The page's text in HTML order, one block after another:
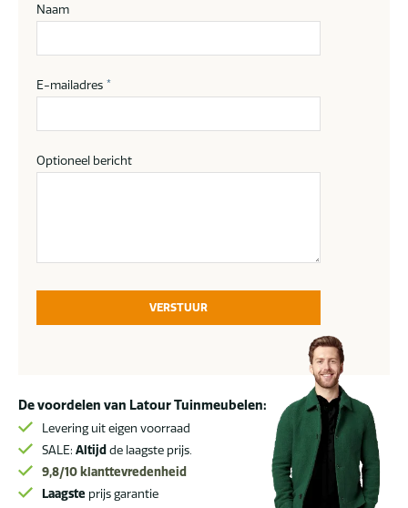
Naam
E-mailadres *
Optioneel bericht
VERSTUUR
De voordelen van Latour Tuinmeubelen:
Levering uit eigen voorraad
SALE: Altijd de laagste prijs.
9,8/10 klanttevredenheid
Laagste prijs garantie